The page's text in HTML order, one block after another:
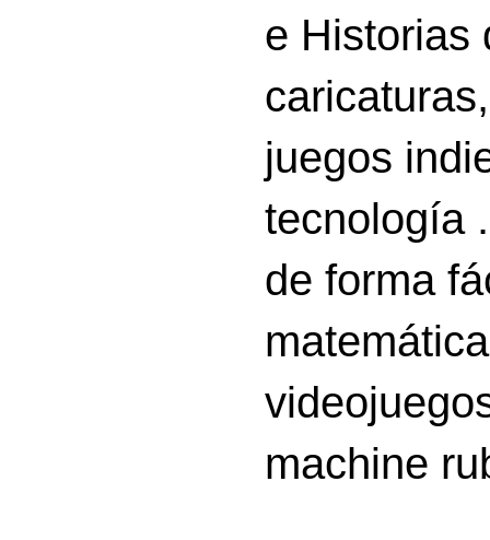
e Historias
juegos
tecnología
de forma
machine